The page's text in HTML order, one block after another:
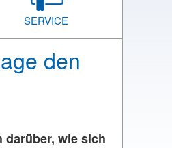
SERVICE
den
darüber, wie sich